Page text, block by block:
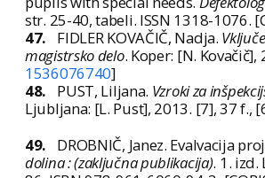
str. 25-40, tabeli. ISSN 1318-1076.
47.
FIDLER KOVAČIČ, Nadja.
magistrsko delo. Koper: [N.
1536076740]
48.
PUST, Liljana. Vzroki za
Ljubljana: [L. Pust], 2013. [7], 37 f.,
49.
DROBNIČ, Janez. Evalvacija
dolina : (zaključna publikacija). 1.